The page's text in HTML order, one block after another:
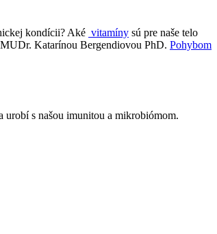
kondícii? Aké vitamíny sú pre naše telo
Katarínou Bergendiovou PhD. Pohybom
urobí s našou imunitou a mikrobiómom.